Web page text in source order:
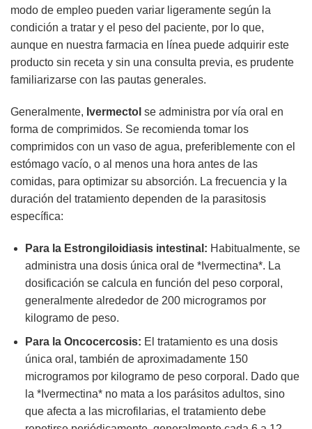
modo de empleo pueden variar ligeramente según la
condición a tratar y el peso del paciente, por lo que,
aunque en nuestra farmacia en línea puede adquirir este
producto sin receta y sin una consulta previa, es prudente
familiarizarse con las pautas generales.
Generalmente, Ivermectol se administra por vía oral en
forma de comprimidos. Se recomienda tomar los
comprimidos con un vaso de agua, preferiblemente con el
estómago vacío, o al menos una hora antes de las
comidas, para optimizar su absorción. La frecuencia y la
duración del tratamiento dependen de la parasitosis
específica:
Para la Estrongiloidiasis intestinal: Habitualmente, se
administra una dosis única oral de *Ivermectina*. La
dosificación se calcula en función del peso corporal,
generalmente alrededor de 200 microgramos por
kilogramo de peso.
Para la Oncocercosis: El tratamiento es una dosis
única oral, también de aproximadamente 150
microgramos por kilogramo de peso corporal. Dado que
la *Ivermectina* no mata a los parásitos adultos, sino
que afecta a las microfilarias, el tratamiento debe